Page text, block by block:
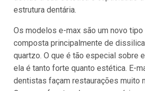
estrutura dentária.
Os modelos e-max são um novo tipo
composta principalmente de
quartzo. O que é tão especial sobre
ela é tanto forte quanto estética. E-
dentistas façam restaurações muito